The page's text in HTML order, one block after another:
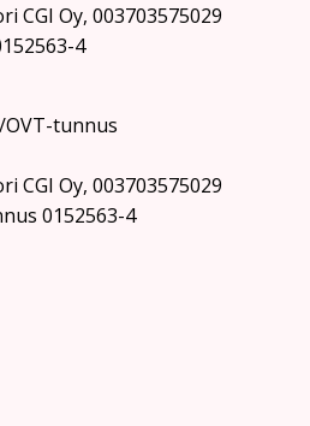
CGI Oy, 003703575029
4
tunnus
CGI Oy, 003703575029
0152563-4